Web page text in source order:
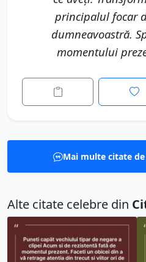
principalul focar
dumneavoastră.
momentului
Mai multe citate
Alte citate celebre din